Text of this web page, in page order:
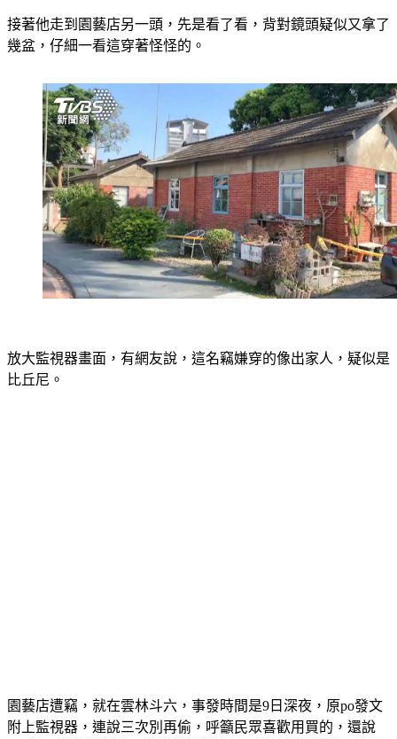
幾盆，仔細一看這穿著怪怪的。
比丘尼。
附上監視器，連說三次別再偷，呼籲民眾喜歡用買的，還說
110年12月也被偷過，老闆娘被偷怕了，還貼公告寫著，人在